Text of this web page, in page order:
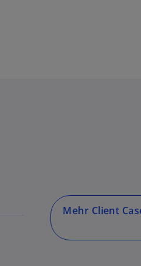
Mehr Client